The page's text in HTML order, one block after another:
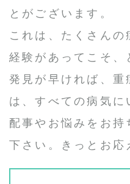
とがございます。
これは、たくさんの
経験があってこそ、
発見が早ければ、重
は、すべての病気に
配事やお悩みをお持
下さい。きっとお応